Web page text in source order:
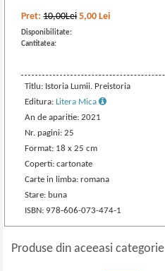
Pret:10,00Lei 5,00 Lei
Disponibilitate:
Cantitatea:
Titlu: Istoria Lumii. Preistoria
Editura:Litera Mica
An de aparitie: 2021
Nr. pagini: 25
Format: 18 x 25 cm
Coperti: cartonate
Carte in limba: romana
Stare: buna
ISBN: 978-606-073-474-1
Produse din aceeasi categorie